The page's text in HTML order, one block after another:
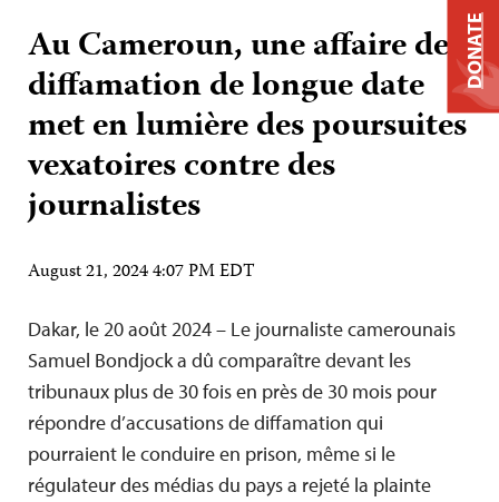
Au Cameroun, une affaire de
diffamation de longue date
met en lumière des poursuites
vexatoires contre des
journalistes
August 21, 2024 4:07 PM EDT
Dakar, le 20 août 2024 – Le journaliste camerounais
Samuel Bondjock a dû comparaître devant les
tribunaux plus de 30 fois en près de 30 mois pour
répondre d’accusations de diffamation qui
pourraient le conduire en prison, même si le
régulateur des médias du pays a rejeté la plainte
DONATE